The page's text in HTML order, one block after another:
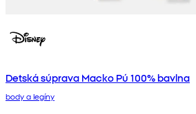
Detská súprava Macko Pú 100% bavlna
body a legíny